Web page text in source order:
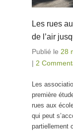
Les rues
de l’air
Publié le 28
| 2
Les
première
rues aux
qui peut
partiellement